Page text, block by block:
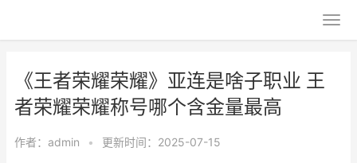
《王者荣耀荣耀》亚连是啥子职业 王
者荣耀荣耀称号哪个含金量最高
作者： admin • 更新时间：2025-07-15